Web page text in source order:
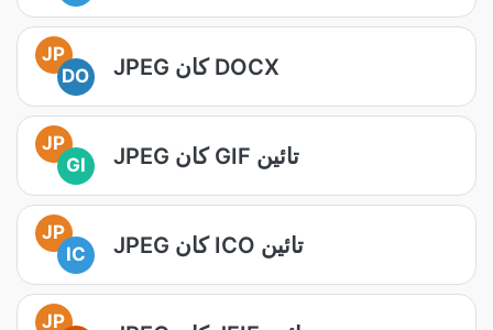
JP
DO
JPEG کان DOCX
JP
GI
JPEG کان GIF تائين
JP
IC
JPEG کان ICO تائين
JP